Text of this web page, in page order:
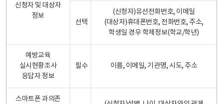
신청자 및 대상자
정보
선택
(신청자)유선전화번호, 이메일
(대상자)휴대폰번호, 전화번호, 주소,
학생일 경우 학제정보(학교/학년)
예방교육
실시현황조사
응답자 정보
필수 이름, 이메일, 기관명, 시도, 주소
스마트폰 과의존